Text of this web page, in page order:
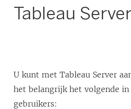
Tableau
U kunt metTableau Server
het belangrijk het volgende
gebruikers: